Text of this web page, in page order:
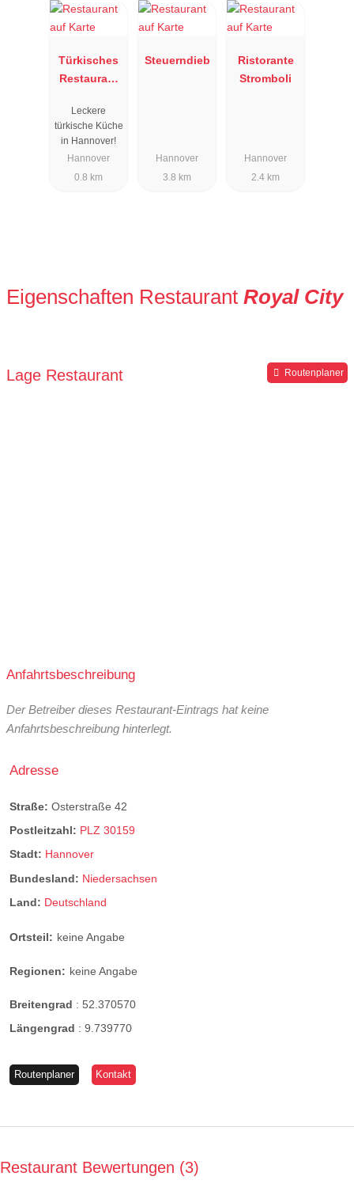
Türkisches
Restaurant
Leckere
türkische Küche
in Hannover!
Hannover
0.8 km
Steuerndieb
Hannover
3.8 km
Ristorante
Stromboli
Hannover
2.4 km
Eigenschaften Restaurant Royal City
Lage Restaurant Routenplaner
Anfahrtsbeschreibung
Der Betreiber dieses Restaurant-Eintrags hat keine
Anfahrtsbeschreibung hinterlegt.
Adresse
Straße: Osterstraße 42
Postleitzahl: PLZ 30159
Stadt: Hannover
Bundesland: Niedersachsen
Land: Deutschland
Ortsteil: keine Angabe
Regionen: keine Angabe
Breitengrad : 52.370570
Längengrad : 9.739770
Routenplaner Kontakt
Restaurant Bewertungen 3